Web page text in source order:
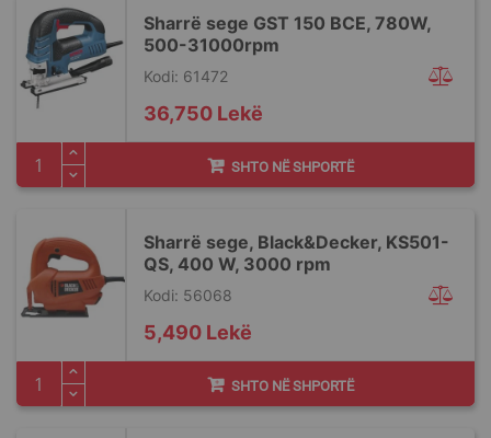
Sharrë sege GST 150 BCE, 780W,
500-31000rpm
Kodi: 61472
36,750 Lekë
SHTO NË SHPORTË
Sharrë sege, Black&Decker, KS501-
QS, 400 W, 3000 rpm
Kodi: 56068
5,490 Lekë
SHTO NË SHPORTË